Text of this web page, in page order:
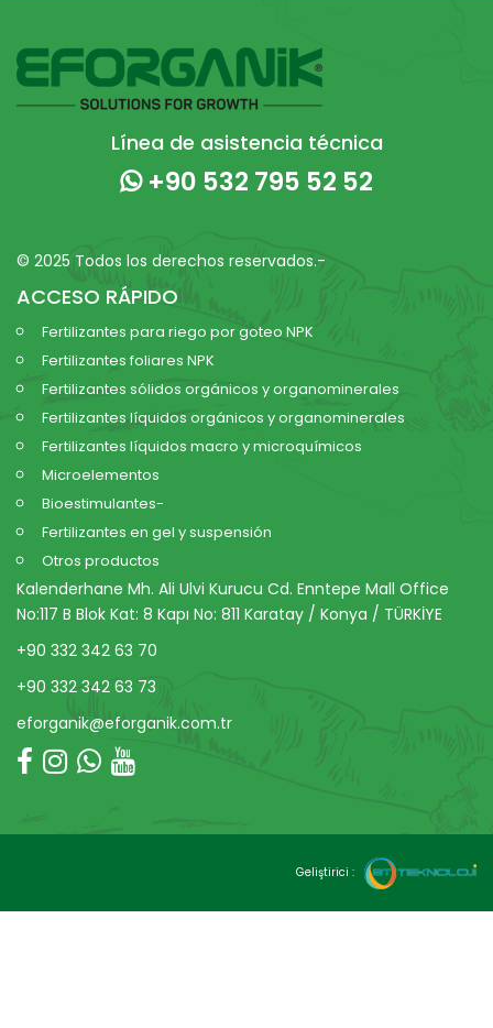
Línea de asistencia técnica
+90 532 795 52 52
© 2025 Todos los derechos reservados.-
ACCESO RÁPIDO
Fertilizantes para riego por goteo NPK
Fertilizantes foliares NPK
Fertilizantes sólidos orgánicos y organominerales
Fertilizantes líquidos orgánicos y organominerales
Fertilizantes líquidos macro y microquímicos
Microelementos
Bioestimulantes-
Fertilizantes en gel y suspensión
Otros productos
Kalenderhane Mh. Ali Ulvi Kurucu Cd. Enntepe Mall Office
No:117 B Blok Kat: 8 Kapı No: 811 Karatay / Konya / TÜRKİYE
+90 332 342 63 70
+90 332 342 63 73
eforganik@eforganik.com.tr
Geliştirici :